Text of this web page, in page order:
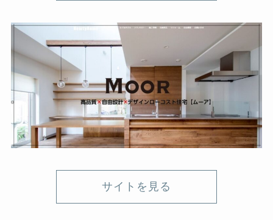
サイトを見る